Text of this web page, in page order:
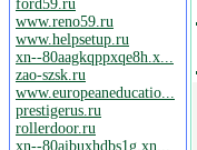
ford59.ru
www.reno59.ru
www.helpsetup.ru
xn--80aagkqppxqe8h.x...
zao-szsk.ru
www.europeaneducatio...
prestigerus.ru
rollerdoor.ru
xn--80aibuxhdbs1g.xn...